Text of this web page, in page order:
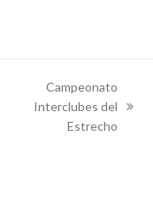
Campeonato
Interclubes del
Estrecho